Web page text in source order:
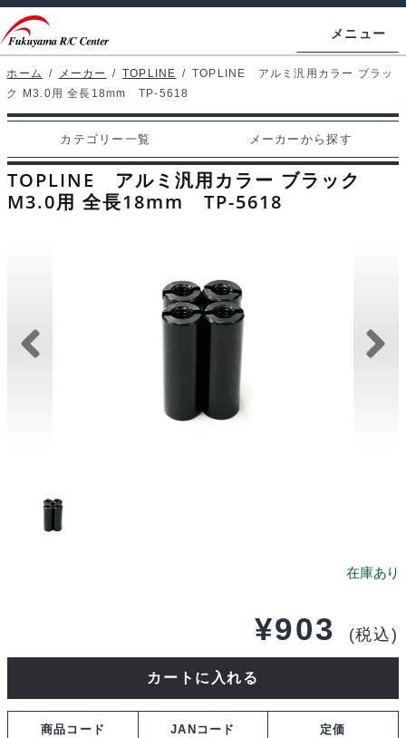
ビ
ゲ
ー
シ
ン
へ
ン
テ
ン
ツ
ス
キ
メニュー
ホームページ
マイアカウント
カート
支払い
お問い合わせ
ホーム / メーカー / TOPLINE / TOPLINE アルミ汎用カラー ブラッ
ク M3.0用 全長18mm TP-5618
カテゴリー一覧 メーカーから探す
TOPLINE アルミ汎用カラー ブラック
M3.0用 全長18mm TP-5618
¥903 (税込)
カートに入れる
商品コード
JANコード
定価